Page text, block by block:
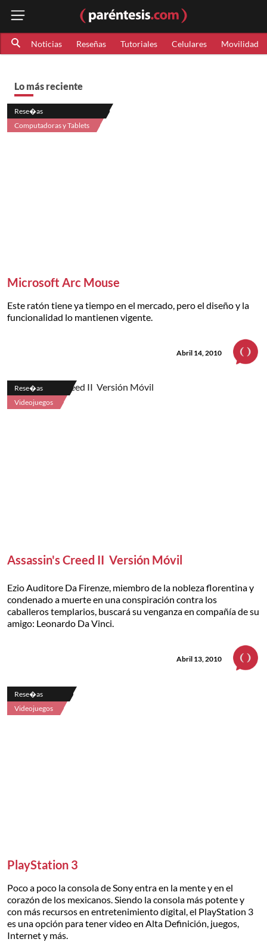
Noticias Reseñas Tutoriales Celulares Movilidad
Lo más reciente
Rese�as
Computadoras y Tablets
Microsoft Arc Mouse
Este ratón tiene ya tiempo en el mercado, pero el diseño y la
funcionalidad lo mantienen vigente.
Abril 14, 2010
Rese�as
Videojuegos
Assassin's Creed II  Versión Móvil
Ezio Auditore Da Firenze, miembro de la nobleza florentina y
condenado a muerte en una conspiración contra los
caballeros templarios, buscará su venganza en compañía de su
amigo: Leonardo Da Vinci.
Abril 13, 2010
Rese�as
Videojuegos
PlayStation 3
Poco a poco la consola de Sony entra en la mente y en el
corazón de los mexicanos. Siendo la consola más potente y
con más recursos en entretenimiento digital, el PlayStation 3
es una opción para tener video en Alta Definición, juegos,
Internet y más.